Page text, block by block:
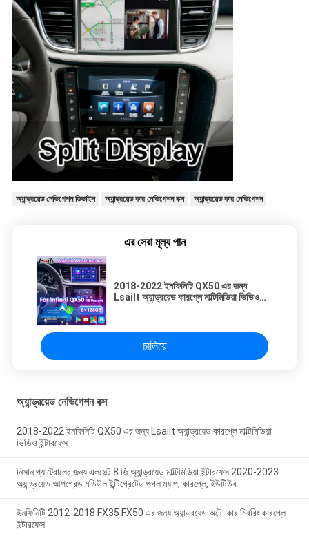
অ্যান্ড্রয়েড নেভিগেশন ডিভাইস অ্যান্ড্রয়েড কার নেভিগেশন বক্স অ্যান্ড্রয়েড কার নেভিগেশন
এর সেরা মূল্য পান
2018-2022 ইনফিনিটি QX50 এর জন্য
Lsailt অ্যান্ড্রয়েড কারপ্লে মাল্টিমিডিয়া ভিডিও
চালিয়ে
অ্যান্ড্রয়েড নেভিগেশন বক্স
2018-2022 ইনফিনিটি QX50 এর জন্য Lsailt অ্যান্ড্রয়েড কারপ্লে মাল্টিমিডিয়া
ভিডিও ইন্টারফেস
নিসান প্যাট্রোলের জন্য এলসেল্ট 8 জি অ্যান্ড্রয়েড মাল্টিমিডিয়া ইন্টারফেস 2020-2023
অ্যান্ড্রয়েড আপগ্রেড মডিউল ইন্টিগ্রেটেড গুগল ম্যাপ, কারপ্লে, ইউটিউব
ইনফিনিটি 2012-2018 FX35 FX50 এর জন্য অ্যান্ড্রয়েড অটো কার মিররিং কারপ্লে
ইন্টারফেস